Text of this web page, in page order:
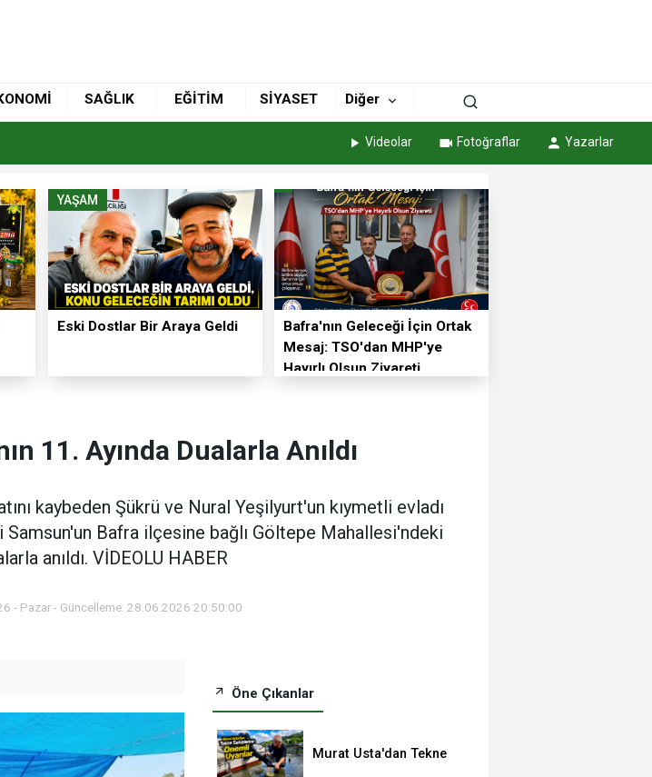
SAĞLIK EĞİTİM SİYASET Diğer
Videolar Fotoğraflar Yazarlar
YAŞAM
Eski Dostlar Bir Araya Geldi
Bafra'nın Geleceği İçin Ortak
Mesaj: TSO'dan MHP'ye
Hayırlı Olsun Ziyareti
11. Ayında Dualarla Anıldı
kaybeden Şükrü ve Nural Yeşilyurt'un kıymetli evladı
Samsun'un Bafra ilçesine bağlı Göltepe Mahallesi'ndeki
anıldı. VİDEOLU HABER
- Pazar - Güncelleme: 28.06.2026 20:50:00
Öne Çıkanlar
Murat Usta'dan Tekne